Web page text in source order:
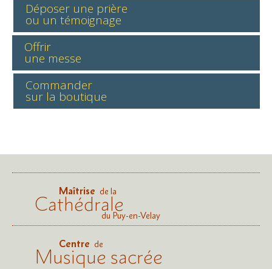
Déposer une prière
ou un témoignage
Offrir
une messe
Commander
sur la boutique
Maîtrise de la
Cathédraledu Puy-en-Velay
Centre de
Musique sacrée